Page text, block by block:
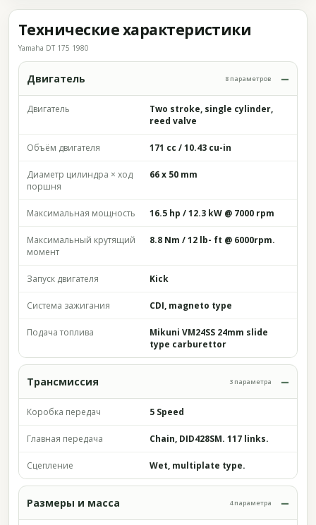
Технические характеристики
Yamaha DT 175 1980
Двигатель 8 параметров
Двигатель
Two stroke, single cylinder,
reed valve
Объём двигателя 171 cc / 10.43 cu-in
Диаметр цилиндра × ход
поршня
66 x 50 mm
Максимальная мощность 16.5 hp / 12.3 kW @ 7000 rpm
Максимальный крутящий
момент
8.8 Nm / 12 lb- ft @ 6000rpm.
Запуск двигателя Kick
Система зажигания CDI, magneto type
Подача топлива
Mikuni VM24SS 24mm slide
type carburettor
Трансмиссия 3 параметра
Коробка передач 5 Speed
Главная передача Chain, DID428SM. 117 links.
Сцепление Wet, multiplate type.
Размеры и масса 4 параметра